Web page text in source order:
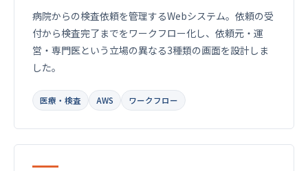
病院からの検査依頼を管理するWebシステム。依頼の受
付から検査完了までをワークフロー化し、依頼元・運
営・専門医という立場の異なる3種類の画面を設計しま
した。
医療・検査 AWS ワークフロー